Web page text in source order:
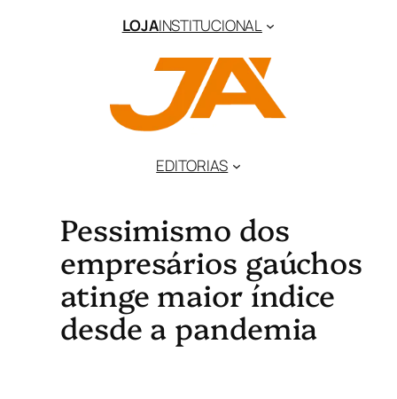
LOJAINSTITUCIONAL
EDITORIAS
Pessimismo dos
empresários gaúchos
atinge maior índice
desde a pandemia